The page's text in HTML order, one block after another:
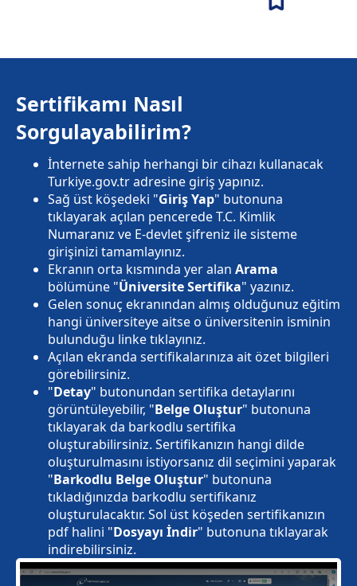
Sertifikamı Nasıl
Sorgulayabilirim?
İnternete sahip herhangi bir cihazı kullanacak
Turkiye.gov.tr adresine giriş yapınız.
Sağ üst köşedeki "Giriş Yap" butonuna
tıklayarak açılan pencerede T.C. Kimlik
Numaranız ve E-devlet şifreniz ile sisteme
girişinizi tamamlayınız.
Ekranın orta kısmında yer alan Arama
bölümüne "Üniversite Sertifika" yazınız.
Gelen sonuç ekranından almış olduğunuz eğitim
hangi üniversiteye aitse o üniversitenin isminin
bulunduğu linke tıklayınız.
Açılan ekranda sertifikalarınıza ait özet bilgileri
görebilirsiniz.
"Detay" butonundan sertifika detaylarını
görüntüleyebilir, "Belge Oluştur" butonuna
tıklayarak da barkodlu sertifika
oluşturabilirsiniz. Sertifikanızın hangi dilde
oluşturulmasını istiyorsanız dil seçimini yaparak
"Barkodlu Belge Oluştur" butonuna
tıkladığınızda barkodlu sertifikanız
oluşturulacaktır. Sol üst köşeden sertifikanızın
pdf halini "Dosyayı İndir" butonuna tıklayarak
indirebilirsiniz.